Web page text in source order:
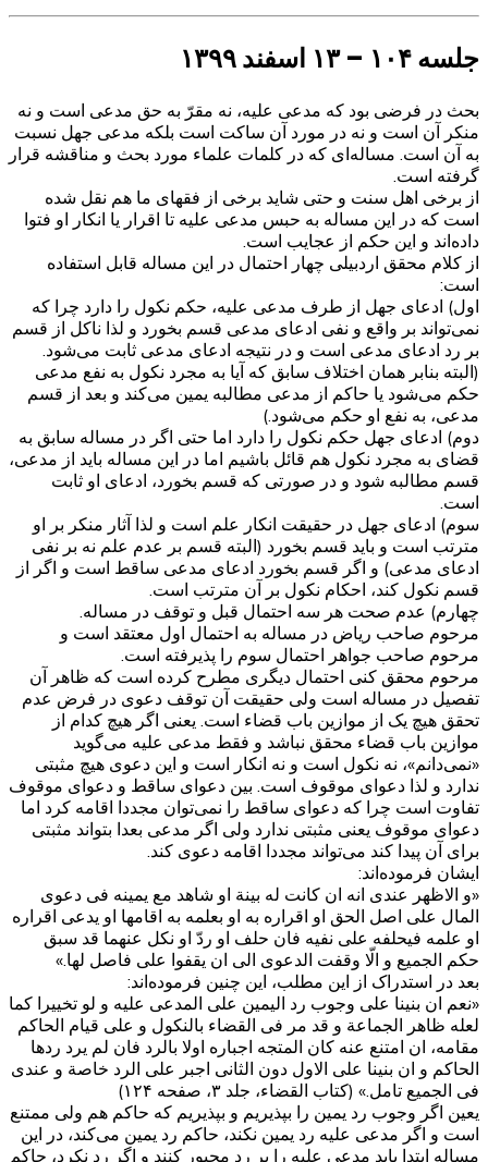
جلسه ۱۰۴ – ۱۳ اسفند ۱۳۹۹
بحث در فرضی بود که مدعی علیه، نه مقرّ به حق مدعی است و نه
منکر آن است و نه در مورد آن ساکت است بلکه مدعی جهل نسبت
به آن است. مساله‌ای که در کلمات علماء مورد بحث و مناقشه قرار
گرفته است.
از برخی اهل سنت و حتی شاید برخی از فقهای ما هم نقل شده
است که در این مساله به حبس مدعی علیه تا اقرار یا انکار او فتوا
داده‌اند و این حکم از عجایب است.
از کلام محقق اردبیلی چهار احتمال در این مساله قابل استفاده
است:
اول) ادعای جهل از طرف مدعی علیه، حکم نکول را دارد چرا که
نمی‌تواند بر واقع و نفی ادعای مدعی قسم بخورد و لذا ناکل از قسم
بر رد ادعای مدعی است و در نتیجه ادعای مدعی ثابت می‌شود.
(البته بنابر همان اختلاف سابق که آیا به مجرد نکول به نفع مدعی
حکم می‌شود یا حاکم از مدعی مطالبه یمین می‌کند و بعد از قسم
مدعی، به نفع او حکم می‌شود.)
دوم) ادعای جهل حکم نکول را دارد اما حتی اگر در مساله سابق به
قضای به مجرد نکول هم قائل باشیم اما در این مساله باید از مدعی،
قسم مطالبه شود و در صورتی که قسم بخورد، ادعای او ثابت
است.
سوم) ادعای جهل در حقیقت انکار علم است و لذا آثار منکر بر او
مترتب است و باید قسم بخورد (البته قسم بر عدم علم نه بر نفی
ادعای مدعی) و اگر قسم بخورد ادعای مدعی ساقط است و اگر از
قسم نکول کند، احکام نکول بر آن مترتب است.
چهارم) عدم صحت هر سه احتمال قبل و توقف در مساله.
مرحوم صاحب ریاض در مساله به احتمال اول معتقد است و
مرحوم صاحب جواهر احتمال سوم را پذیرفته است.
مرحوم محقق کنی احتمال دیگری مطرح کرده است که ظاهر آن
تفصیل در مساله است ولی حقیقت آن توقف دعوی در فرض عدم
تحقق هیچ یک از موازین باب قضاء است. یعنی اگر هیچ کدام از
موازین باب قضاء محقق نباشد و فقط مدعی علیه می‌گوید
«نمی‌دانم»، نه نکول است و نه انکار است و این دعوی هیچ مثبتی
ندارد و لذا دعوای موقوف است. بین دعوای ساقط و دعوای موقوف
تفاوت است چرا که دعوای ساقط را نمی‌توان مجددا اقامه کرد اما
دعوای موقوف یعنی مثبتی ندارد ولی اگر مدعی بعدا بتواند مثبتی
برای آن پیدا کند می‌تواند مجددا اقامه دعوی کند.
ایشان فرموده‌اند:
«و الاظهر عندی انه ان کانت له بینة او شاهد مع یمینه فی دعوی
المال علی اصل الحق او اقراره به او بعلمه به اقامها او یدعی اقراره
او علمه فیحلفه علی نفیه فان حلف او ردّ او نکل عنهما قد سبق
حکم الجمیع و الّا وقفت الدعوی الی ان یقفوا علی فاصل لها.»
بعد در استدراک از این مطلب، این چنین فرموده‌اند:
«نعم ان بنینا علی وجوب رد الیمین علی المدعی علیه و لو تخییرا کما
لعله ظاهر الجماعة و قد مر فی القضاء بالنکول و علی قیام الحاکم
مقامه، ان امتنع عنه کان المتجه اجباره اولا بالرد فان لم یرد ردها
الحاکم و ان بنینا علی الاول دون الثانی اجبر علی الرد خاصة و عندی
فی الجمیع تامل.» (کتاب القضاء، جلد ۳، صفحه ۱۲۴)
یعین اگر وجوب رد یمین را بپذیریم و بپذیریم که حاکم هم ولی ممتنع
است و اگر مدعی علیه رد یمین نکند، حاکم رد یمین می‌کند، در این
مساله ابتدا باید مدعی علیه را بر رد مجبور کنند و اگر رد نکرد، حاکم